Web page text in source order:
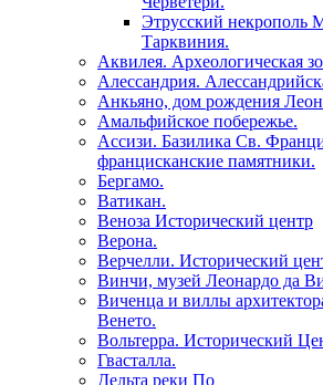
Этрусский некрополь
Тарквиния.
Аквилея. Археологическая
Алессандрия.
Анкьяно, дом рождения
Амальфийское побережье.
Ассизи. Базилика Св.
францисканские памятники.
Бергамо.
Ватикан.
Веноза Исторический центр
Верона.
Верчелли. Исторический
Винчи, музей Леонардо да
Виченца и виллы
Венето.
Вольтерра. Исторический
Гвасталла.
Дельта реки По